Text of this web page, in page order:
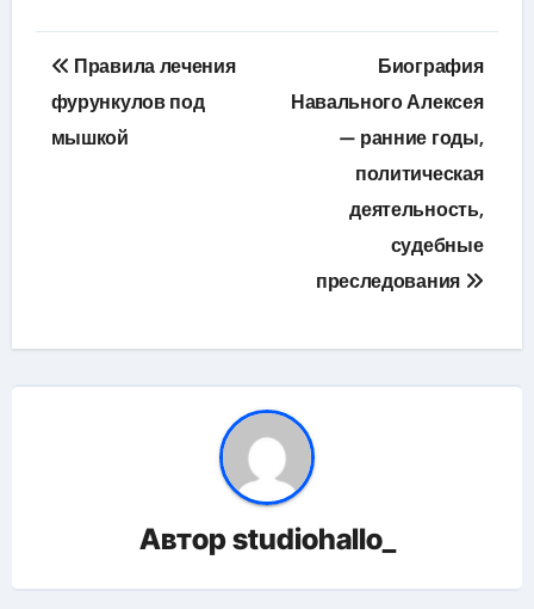
Навигация
по
записям
Правила лечения
фурункулов под
мышкой
Биография
Навального Алексея
— ранние годы,
политическая
деятельность,
судебные
преследования
Авторstudiohallo_